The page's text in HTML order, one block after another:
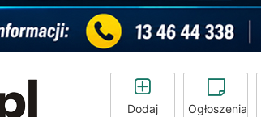
Dodaj Ogłoszenia